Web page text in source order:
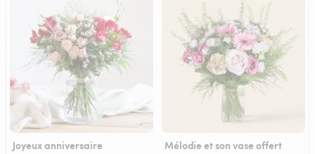
Joyeux anniversaire Mélodie et son vase offert